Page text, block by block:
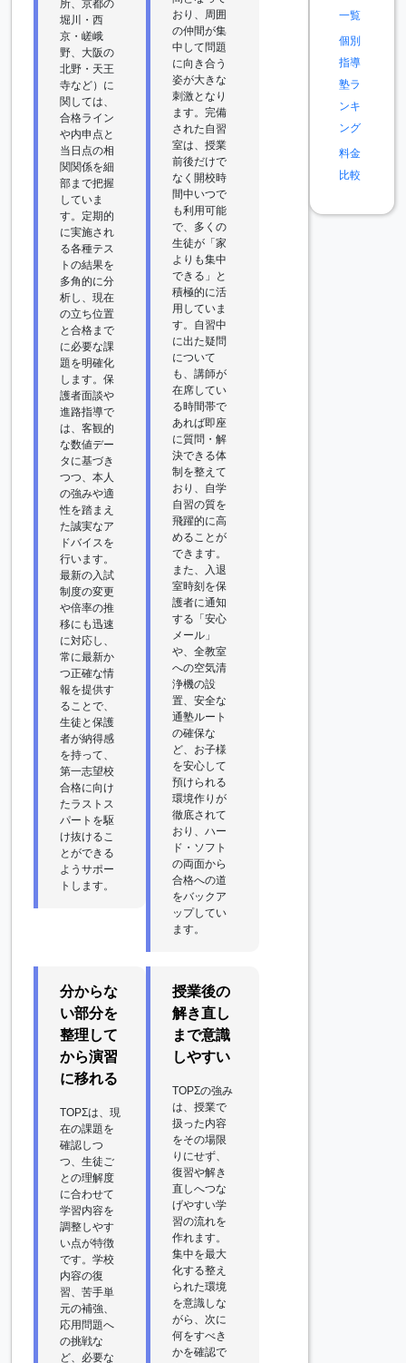
所、京都の
堀川・西
京・嵯峨
野、大阪の
北野・天王
寺など）に
関しては、
合格ライン
や内申点と
当日点の相
関関係を細
部まで把握
していま
す。定期的
に実施され
る各種テス
トの結果を
多角的に分
析し、現在
の立ち位置
と合格まで
に必要な課
題を明確化
します。保
護者面談や
進路指導で
は、客観的
な数値デー
タに基づき
つつ、本人
の強みや適
性を踏まえ
た誠実なア
ドバイスを
行います。
最新の入試
制度の変更
や倍率の推
移にも迅速
に対応し、
常に最新か
つ正確な情
報を提供す
ることで、
生徒と保護
者が納得感
を持って、
第一志望校
合格に向け
たラストス
パートを駆
け抜けるこ
とができる
ようサポー
トします。
おり、周囲
の仲間が集
中して問題
に向き合う
姿が大きな
刺激となり
ます。完備
された自習
室は、授業
前後だけで
なく開校時
間中いつで
も利用可能
で、多くの
生徒が「家
よりも集中
できる」と
積極的に活
用していま
す。自習中
に出た疑問
について
も、講師が
在席してい
る時間帯で
あれば即座
に質問・解
決できる体
制を整えて
おり、自学
自習の質を
飛躍的に高
めることが
できます。
また、入退
室時刻を保
護者に通知
する「安心
メール」
や、全教室
への空気清
浄機の設
置、安全な
通塾ルート
の確保な
ど、お子様
を安心して
預けられる
環境作りが
徹底されて
おり、ハー
ド・ソフト
の両面から
合格への道
をバックア
ップしてい
ます。
分からな
い部分を
整理して
から演習
に移れる
TOPΣは、現
在の課題を
確認しつ
つ、生徒ご
との理解度
に合わせて
学習内容を
調整しやす
い点が特徴
です。学校
内容の復
習、苦手単
元の補強、
応用問題へ
の挑戦な
ど、必要な
授業後の
解き直し
まで意識
しやすい
TOPΣの強み
は、授業で
扱った内容
をその場限
りにせず、
復習や解き
直しへつな
げやすい学
習の流れを
作れます。
集中を最大
化する整え
られた環境
を意識しな
がら、次に
何をすべき
かを確認で
一覧
個別
指導
塾ラ
ンキ
ング
料金
比較